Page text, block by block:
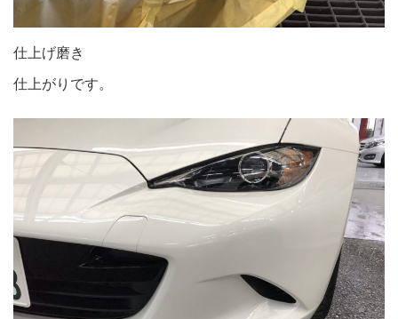
仕上げ磨き
仕上がりです。